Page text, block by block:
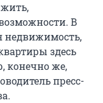
жить,
В
недвижимость,
здесь
конечно же,
пресс-